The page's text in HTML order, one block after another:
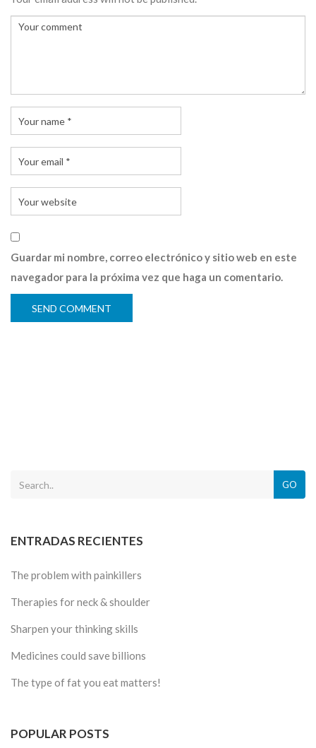
Guardar mi nombre, correo electrónico y sitio web en este
navegador para la próxima vez que haga un comentario.
GO
ENTRADAS RECIENTES
The problem with painkillers
Therapies for neck & shoulder
Sharpen your thinking skills
Medicines could save billions
The type of fat you eat matters!
POPULAR POSTS